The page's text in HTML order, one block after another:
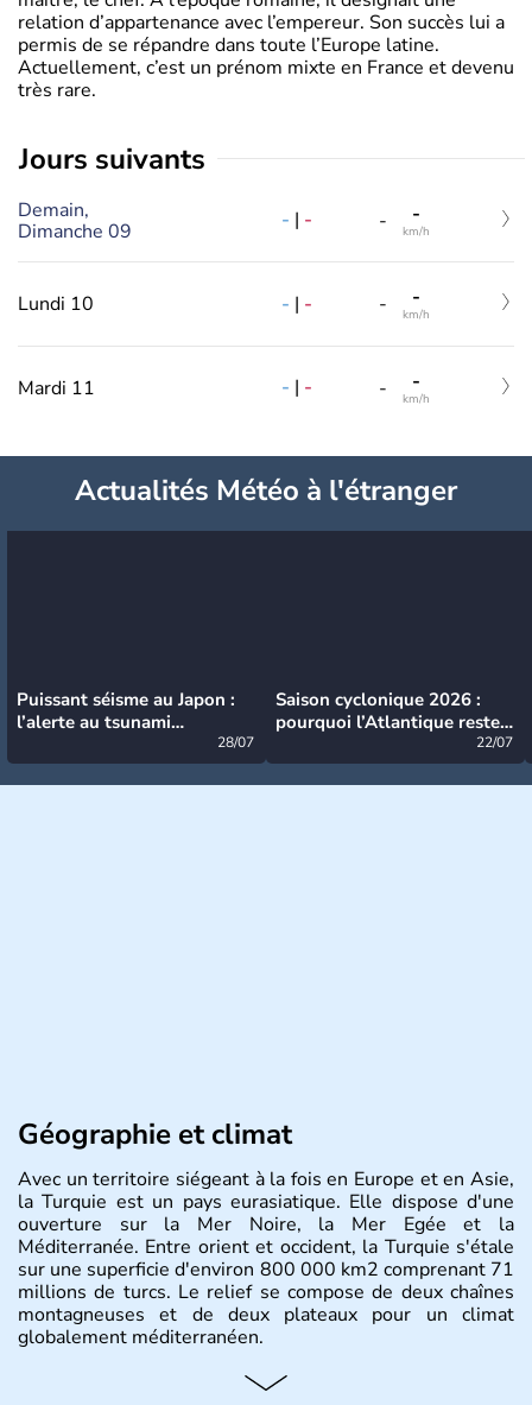
relation d’appartenance avec l’empereur. Son succès lui a
permis de se répandre dans toute l’Europe latine.
Actuellement, c’est un prénom mixte en France et devenu
très rare.
jours suivants
Demain,
Dimanche 09
- | - - -
km/h
Lundi 10 - | - - -
km/h
Mardi 11 - | - - -
km/h
Actualités Météo à l'étranger
Puissant séisme au Japon :
l’alerte au tsunami
28/07
Saison cyclonique 2026 :
pourquoi l’Atlantique reste
22/07
Géographie et climat
Avec un territoire siégeant à la fois en Europe et en Asie,
la Turquie est un pays eurasiatique. Elle dispose d'une
ouverture sur la Mer Noire, la Mer Egée et la
Méditerranée. Entre orient et occident, la Turquie s'étale
sur une superficie d'environ 800 000 km2 comprenant 71
millions de turcs. Le relief se compose de deux chaînes
montagneuses et de deux plateaux pour un climat
globalement méditerranéen.
Histoire et administration